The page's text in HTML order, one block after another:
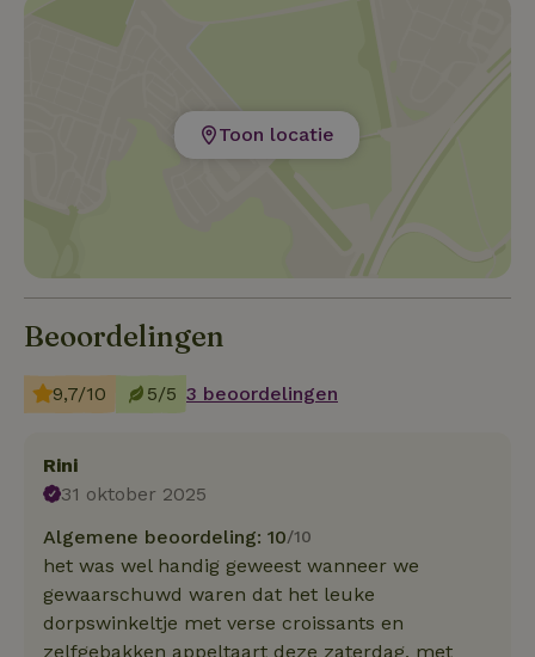
Toon locatie
Beoordelingen
9,7/10 5/5 3 beoordelingen
Rini
31 oktober 2025
Algemene beoordeling: 10/10
het was wel handig geweest wanneer we
gewaarschuwd waren dat het leuke
dorpswinkeltje met verse croissants en
zelfgebakken appeltaart deze zaterdag, met